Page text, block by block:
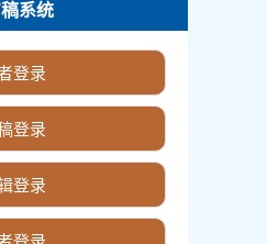
系统
登录
登录
登录